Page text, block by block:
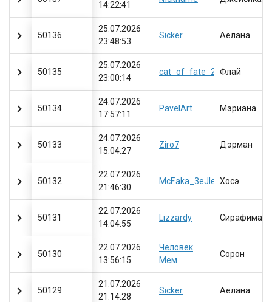
14:22:41
50136
25.07.2026
23:48:53
Sicker Аелана
50135
25.07.2026
23:00:14
cat_of_fate_228Флай
50134
24.07.2026
17:57:11
PavelArt Мэриана
50133
24.07.2026
15:04:27
Ziro7 Дэрман
50132
22.07.2026
21:46:30
McF.aka_3eJIeHbIu_KuCeJIb
Хосэ
50131
22.07.2026
14:04:55
Lizzardy Сирафима
50130
22.07.2026
13:56:15
Человек
Мем
Сорон
50129
21.07.2026
21:14:28
Sicker Аелана